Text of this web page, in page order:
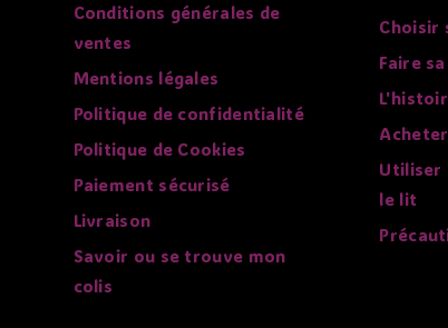
Conditions générales de
ventes
Mentions légales
Politique de confidentialité
Politique de Cookies
Paiement sécurisé
Livraison
Savoir ou se trouve mon
colis
Choisir
Faire
Utiliser
le lit